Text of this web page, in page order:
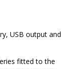
USB output and
fitted to the